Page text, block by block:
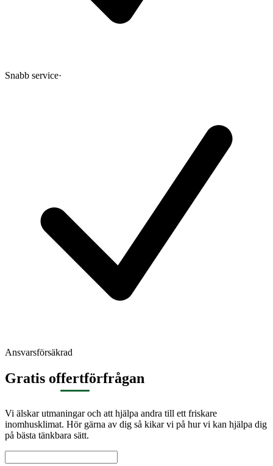
Snabb service·
Ansvarsförsäkrad
Gratis offertförfrågan
Vi älskar utmaningar och att hjälpa andra till ett friskare
inomhusklimat. Hör gärna av dig så kikar vi på hur vi kan hjälpa dig
på bästa tänkbara sätt.